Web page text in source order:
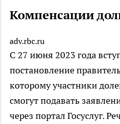
Компенсации
adv.rbc.ru
С 27 июня 2023 года
постановление
которому участники
смогут подавать
через портал Госуслуг.